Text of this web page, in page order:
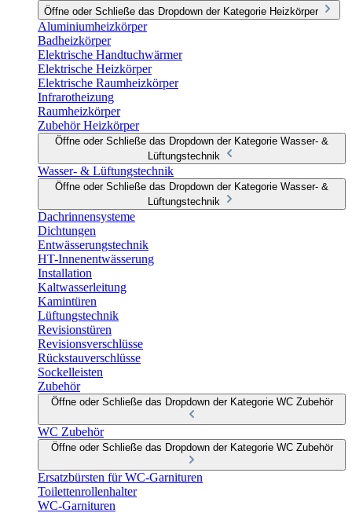
Öffne oder Schließe das Dropdown der Kategorie Heizkörper
Aluminiumheizkörper
Badheizkörper
Elektrische Handtuchwärmer
Elektrische Heizkörper
Elektrische Raumheizkörper
Infrarotheizung
Raumheizkörper
Zubehör Heizkörper
Öffne oder Schließe das Dropdown der Kategorie Wasser- &
Lüftungstechnik
Wasser- & Lüftungstechnik
Öffne oder Schließe das Dropdown der Kategorie Wasser- &
Lüftungstechnik
Dachrinnensysteme
Dichtungen
Entwässerungstechnik
HT-Innenentwässerung
Installation
Kaltwasserleitung
Kamintüren
Lüftungstechnik
Revisionstüren
Revisionsverschlüsse
Rückstauverschlüsse
Sockelleisten
Zubehör
Öffne oder Schließe das Dropdown der Kategorie WC Zubehör
WC Zubehör
Öffne oder Schließe das Dropdown der Kategorie WC Zubehör
Ersatzbürsten für WC-Garnituren
Toilettenrollenhalter
WC-Garnituren